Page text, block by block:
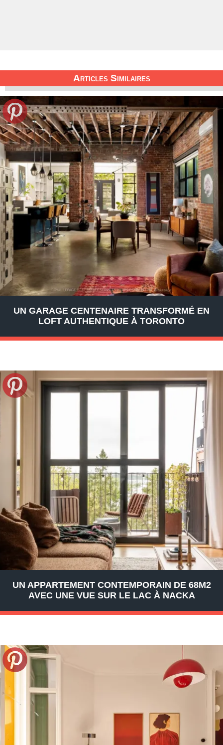
Articles Similaires
UN GARAGE CENTENAIRE TRANSFORMÉ EN
LOFT AUTHENTIQUE À TORONTO
UN APPARTEMENT CONTEMPORAIN DE 68M2
AVEC UNE VUE SUR LE LAC À NACKA